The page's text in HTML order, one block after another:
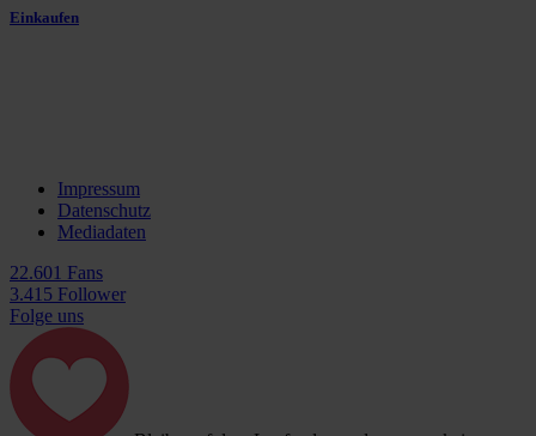
Einkaufen
Impressum
Datenschutz
Mediadaten
22.601 Fans
3.415 Follower
Folge uns